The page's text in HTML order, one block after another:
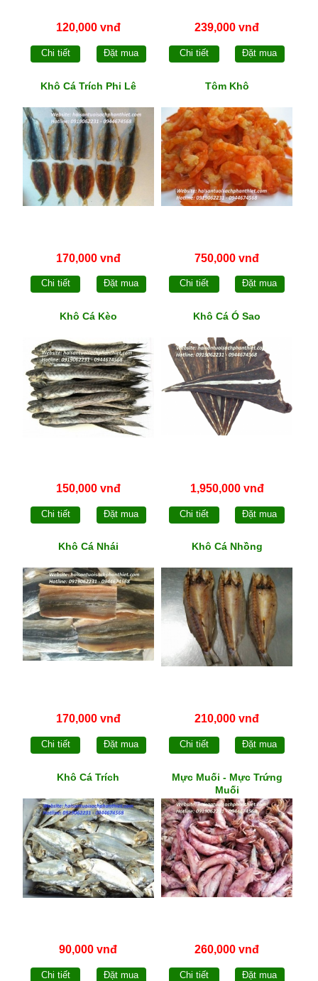
120,000 vnđ
Chi tiết Đặt mua
239,000 vnđ
Chi tiết Đặt mua
Khô Cá Trích Phi Lê
170,000 vnđ
Chi tiết Đặt mua
Tôm Khô
750,000 vnđ
Chi tiết Đặt mua
Khô Cá Kèo
150,000 vnđ
Chi tiết Đặt mua
Khô Cá Ó Sao
1,950,000 vnđ
Chi tiết Đặt mua
Khô Cá Nhái
170,000 vnđ
Chi tiết Đặt mua
Khô Cá Nhồng
210,000 vnđ
Chi tiết Đặt mua
Khô Cá Trích
90,000 vnđ
Chi tiết Đặt mua
Mực Muối - Mực Trứng
Muối
260,000 vnđ
Chi tiết Đặt mua